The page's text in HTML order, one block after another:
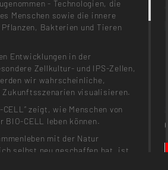
- Technologien, die
Menschen sowie die innere
Pflanzen, Bakterien und Tieren
Entwicklungen in der
Zellkultur- und IPS-Zellen,
wir wahrscheinliche,
Zukunftsszenarien visualisieren.
zeigt, wie Menschen von
BIO-CELL leben können.
mit der Natur
selbst neu geschaffen hat, ist